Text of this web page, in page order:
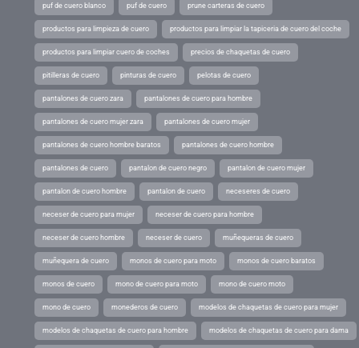
puf de cuero blanco puf de cuero prune carteras de cuero
productos para limpieza de cuero productos para limpiar la tapiceria de cuero del coche
productos para limpiar cuero de coches precios de chaquetas de cuero
pitilleras de cuero pinturas de cuero pelotas de cuero
pantalones de cuero zara pantalones de cuero para hombre
pantalones de cuero mujer zara pantalones de cuero mujer
pantalones de cuero hombre baratos pantalones de cuero hombre
pantalones de cuero pantalon de cuero negro pantalon de cuero mujer
pantalon de cuero hombre pantalon de cuero neceseres de cuero
neceser de cuero para mujer neceser de cuero para hombre
neceser de cuero hombre neceser de cuero muñequeras de cuero
muñequera de cuero monos de cuero para moto monos de cuero baratos
monos de cuero mono de cuero para moto mono de cuero moto
mono de cuero monederos de cuero modelos de chaquetas de cuero para mujer
modelos de chaquetas de cuero para hombre modelos de chaquetas de cuero para dama